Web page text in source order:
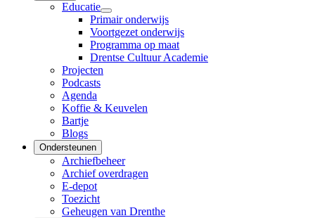
Educatie
Primair onderwijs
Voortgezet onderwijs
Programma op maat
Drentse Cultuur Academie
Projecten
Podcasts
Agenda
Koffie & Keuvelen
Bartje
Blogs
Ondersteunen
Archiefbeheer
Archief overdragen
E-depot
Toezicht
Geheugen van Drenthe